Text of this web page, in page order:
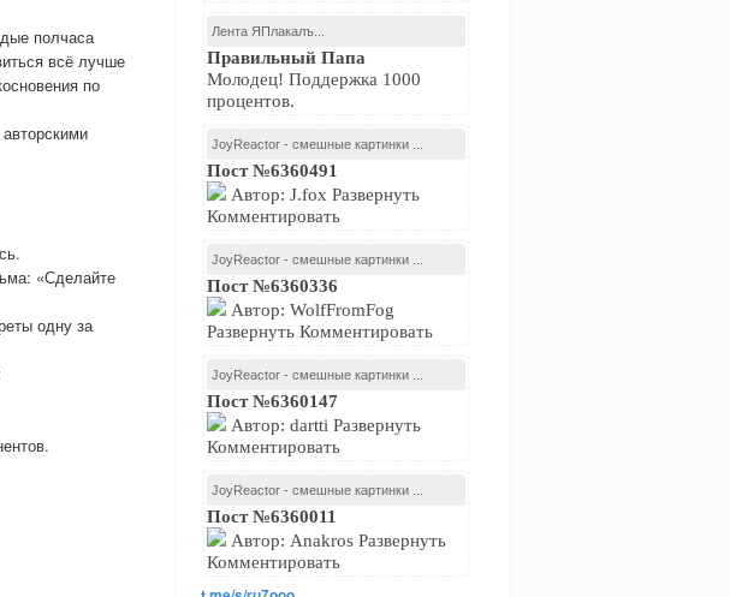
Лента ЯПлакалъ...
Правильный Папа
Молодец! Поддержка 1000
процентов.
JoyReactor - смешные картинки ...
Пост №6360491
Автор: J.fox Развернуть
Комментировать
JoyReactor - смешные картинки ...
Пост №6360336
Автор: WolfFromFog
Развернуть Комментировать
JoyReactor - смешные картинки ...
Пост №6360147
Автор: dartti Развернуть
Комментировать
JoyReactor - смешные картинки ...
Пост №6360011
Автор: Anakros Развернуть
Комментировать
полчаса
всё лучше
по
«Сделайте
одну за